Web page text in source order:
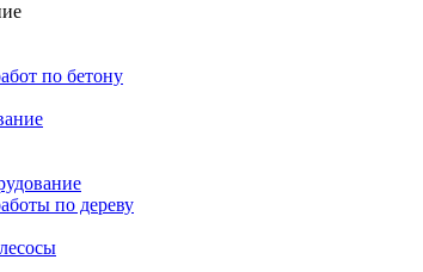
по бетону
по дереву